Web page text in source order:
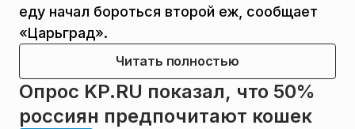
еду начал бороться второй еж, сообщает
«Царьград».
Читать полностью
Опрос KP.RU показал, что 50%
россиян предпочитают кошек